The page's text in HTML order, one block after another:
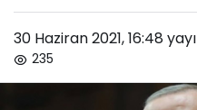
30 Haziran 2021, 16:48
235